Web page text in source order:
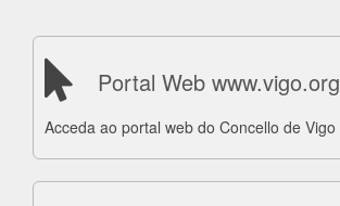
Portal Web www.vigo.org
Acceda ao portal web do Concello de Vigo